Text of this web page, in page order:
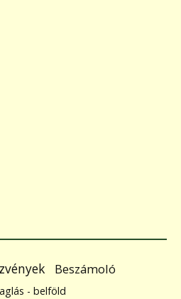
Beszámoló
- belföld